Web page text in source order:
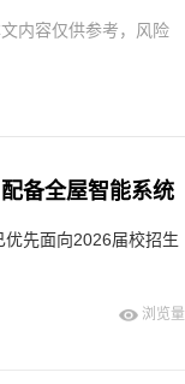
内容仅供参考，风险
备全屋智能系统
先面向2026届校招生
浏览量